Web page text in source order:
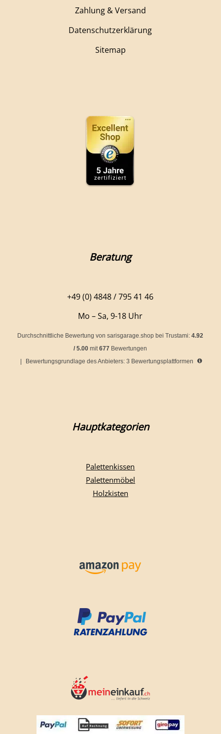
Zahlung & Versand
Datenschutzerklärung
Sitemap
Beratung
+49 (0) 4848 / 795 41 46
Mo – Sa, 9-18 Uhr
Durchschnittliche Bewertung von sarisgarage.shopbei Trustami:4.92
/5.00 mit677 Bewertungen
|
Bewertungsgrundlage des Anbieters: 3 Bewertungsplattformen
Hauptkategorien
Palettenkissen
Palettenmöbel
Holzkisten